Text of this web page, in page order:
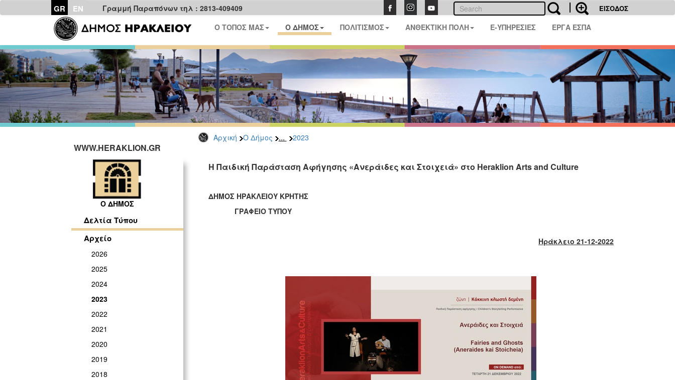
GR EN Γραμμή Παραπόνων τηλ : 2813-409409 ΕΙΣΟΔΟΣ
Ο ΤΟΠΟΣ ΜΑΣ Ο ΔΗΜΟΣ ΠΟΛΙΤΙΣΜΟΣ ΑΝΘΕΚΤΙΚΗ ΠΟΛΗ E-ΥΠΗΡΕΣΙΕΣ ΕΡΓΑ ΕΣΠΑ
Αρχική Ο Δήμος ... 2023
WWW.HERAKLION.GR
Ο ΔΗΜΟΣ
Δελτία Τύπου
Αρχείο
2026
2025
2024
2023
2022
2021
2020
2019
2018
H Παιδική Παράσταση Αφήγησης «Ανεράιδες και Στοιχειά» στο Heraklion Arts and Culture
ΔΗΜΟΣ ΗΡΑΚΛΕΙΟΥ ΚΡΗΤΗΣ
ΓΡΑΦΕΙΟ ΤΥΠΟΥ
Ηράκλειο 21-12-2022